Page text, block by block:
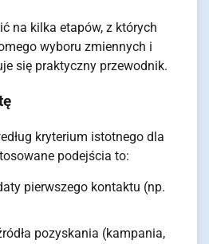
na kilka etapów, z których
wyboru zmiennych i
się praktyczny przewodnik.
kryterium istotnego dla
podejścia to:
pierwszego kontaktu (np.
pozyskania (kampania,